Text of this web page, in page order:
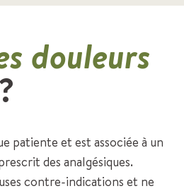
douleurs
patiente et est associée à un
des analgésiques.
contre-indications et ne